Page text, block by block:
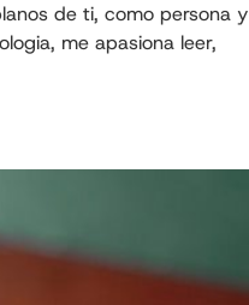
de ti, como persona y
me apasiona leer,